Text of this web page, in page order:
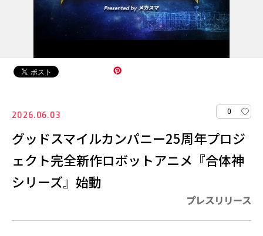
2026.06.03 0
グッドスマイルカンパニー25周年プロジ
ェクト完全新作ロボットアニメ『合体神
シリーズ』始動
プレスリリース